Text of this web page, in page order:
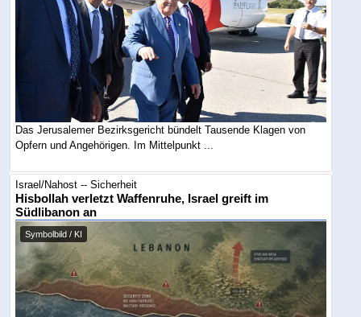
Das Jerusalemer Bezirksgericht bündelt Tausende Klagen von
Opfern und Angehörigen. Im Mittelpunkt ...
Israel/Nahost -- Sicherheit
Hisbollah verletzt Waffenruhe, Israel greift im
Südlibanon an
Symbolbild / KI